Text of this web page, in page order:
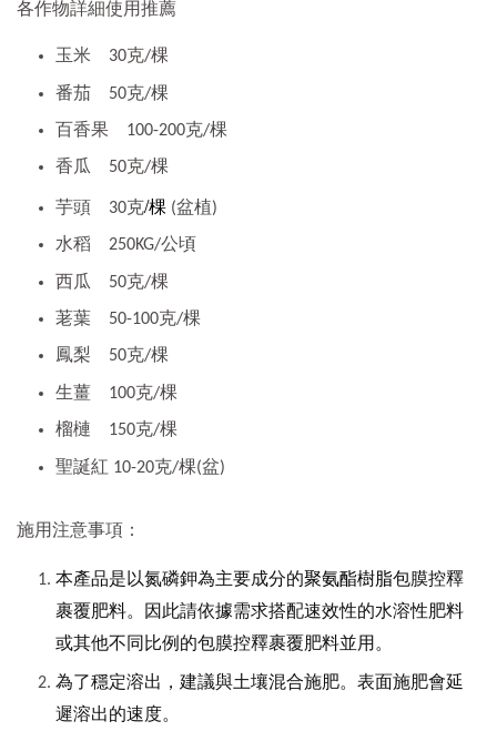
各作物詳細使用推薦
玉米 30克/棵
番茄 50克/棵
百香果 100-200克/棵
香瓜 50克/棵
芋頭 30克/棵 (盆植)
水稻 250KG/公頃
西瓜 50克/棵
荖葉 50-100克/棵
鳳梨 50克/棵
生薑 100克/棵
榴槤 150克/棵
聖誕紅 10-20克/棵(盆)
施用注意事項：
本產品是以氮磷鉀為主要成分的聚氨酯樹脂包膜控釋
裹覆肥料。因此請依據需求搭配速效性的水溶性肥料
或其他不同比例的包膜控釋裹覆肥料並用。
為了穩定溶出，建議與土壤混合施肥。表面施肥會延
遲溶出的速度。